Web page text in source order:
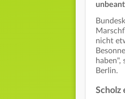
nicht
haben",
Berlin.
Scholz